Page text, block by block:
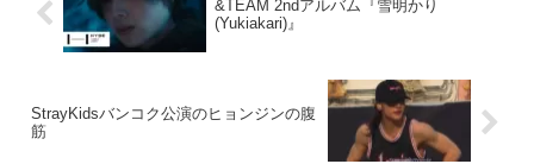
(Yukiakari)』
StrayKidsバンコク公演のヒョンジンの腹
筋